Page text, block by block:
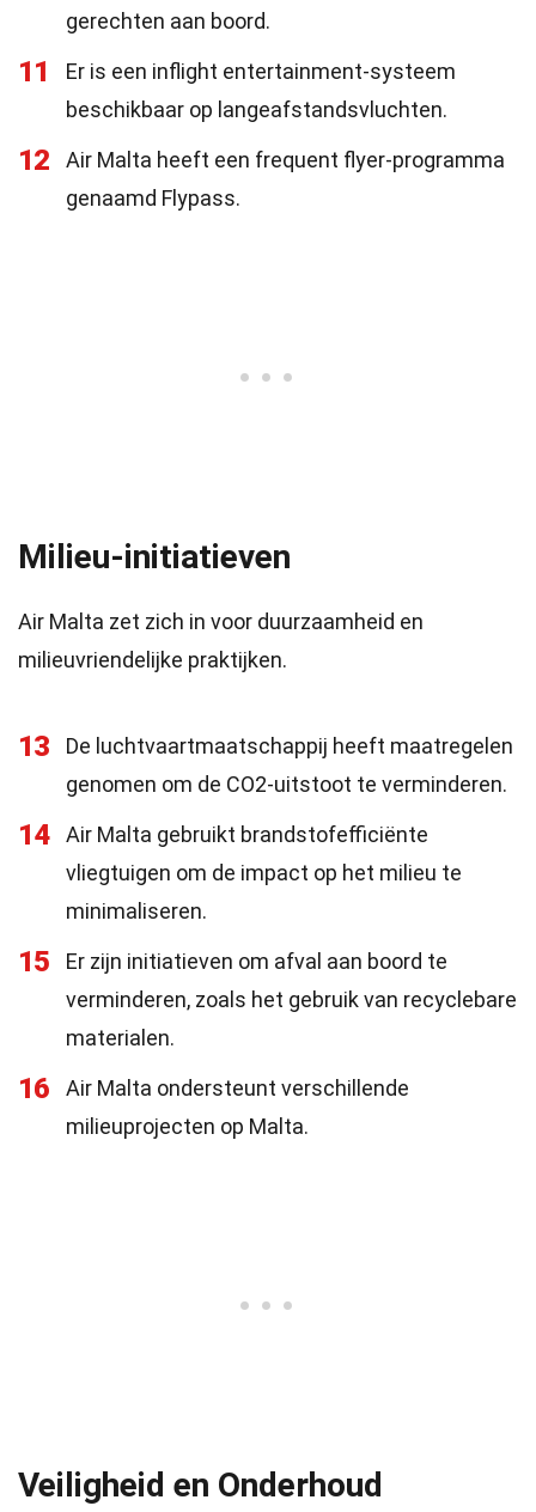
gerechten aan boord.
11
Er is een inflight entertainment-systeem
beschikbaar op langeafstandsvluchten.
12
Air Malta heeft een frequent flyer-programma
genaamd Flypass.
Milieu-initiatieven
Air Malta zet zich in voor duurzaamheid en
milieuvriendelijke praktijken.
13
De luchtvaartmaatschappij heeft maatregelen
genomen om de CO2-uitstoot te verminderen.
14
Air Malta gebruikt brandstofefficiënte
vliegtuigen om de impact op het milieu te
minimaliseren.
15
Er zijn initiatieven om afval aan boord te
verminderen, zoals het gebruik van recyclebare
materialen.
16
Air Malta ondersteunt verschillende
milieuprojecten op Malta.
Veiligheid en Onderhoud